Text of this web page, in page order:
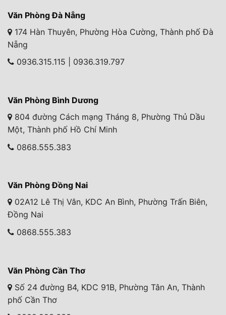
Văn Phòng Đà Nẵng
174 Hàn Thuyên, Phường Hòa Cường, Thành phố Đà
Nẵng
0936.315.115 | 0936.319.797
Văn Phòng Bình Dương
804 đường Cách mạng Tháng 8, Phường Thủ Dầu
Một, Thành phố Hồ Chí Minh
0868.555.383
Văn Phòng Đồng Nai
02A12 Lê Thị Vân, KDC An Bình, Phường Trấn Biên,
Đồng Nai
0868.555.383
Văn Phòng Cần Thơ
Số 24 đường B4, KDC 91B, Phường Tân An, Thành
phố Cần Thơ